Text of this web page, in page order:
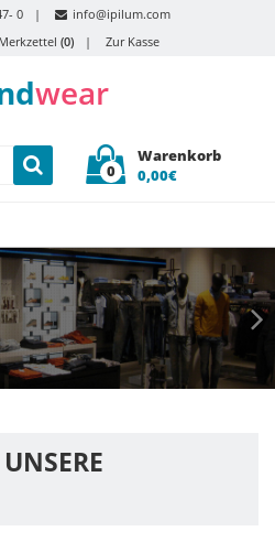
0
info@ipilum.com
Merkzettel (0) Zur Kasse
wear
0
Warenkorb
0,00€